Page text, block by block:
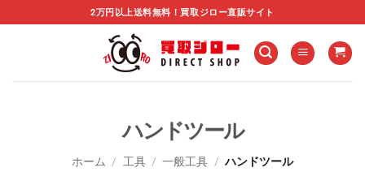
to
2万円以上送料無料！買取ジロー直販サイト
ハンドツール
ホーム / 工具 / 一般工具 / ハンドツール